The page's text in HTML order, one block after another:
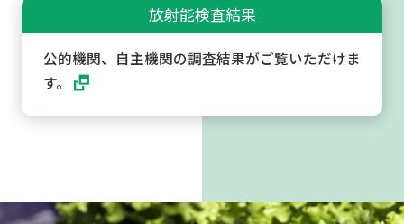
放射能検査結果
公的機関、自主機関の調査結果がご覧いただけま
す。